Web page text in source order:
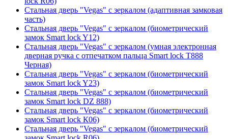
Стальная дверь "Vegas" с зеркалом (адаптивная замковая
часть)
Стальная дверь "Vegas" с зеркалом (биометрический
замок Smart lock Y12)
Стальная дверь "Vegas" с зеркалом (умная электронная
дверная ручка с отпечатком пальца Smart lock T888
Черная)
Стальная дверь "Vegas" с зеркалом (биометрический
замок Smart lock Y23)
Стальная дверь "Vegas" с зеркалом (биометрический
замок Smart lock DZ 888)
Стальная дверь "Vegas" с зеркалом (биометрический
замок Smart lock К06)
Стальная дверь "Vegas" с зеркалом (биометрический